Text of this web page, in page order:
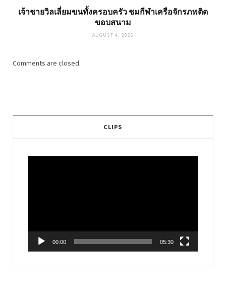
เจ้าชายวิลเลี่ยมขนทั้งครอบครัว ชมกีฬาเครือจักรภพติด
ขอบสนาม
AUGUST 4, 2026
Comments are closed.
CLIPS
00:00 05:30